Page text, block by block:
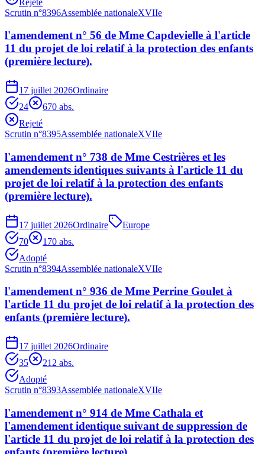
Scrutin n°8396Assemblée nationaleXVIIe
l'amendement n° 56 de Mme Capdevielle à l'article
11 du projet de loi relatif à la protection des enfants
(première lecture).
17 juillet 2026Ordinaire
24
670 abs.
Rejeté
Scrutin n°8395Assemblée nationaleXVIIe
l'amendement n° 738 de Mme Cestrières et les
amendements identiques suivants à l'article 11 du
projet de loi relatif à la protection des enfants
(première lecture).
17 juillet 2026Ordinaire
Europe
70
170 abs.
Adopté
Scrutin n°8394Assemblée nationaleXVIIe
l'amendement n° 936 de Mme Perrine Goulet à
l'article 11 du projet de loi relatif à la protection des
enfants (première lecture).
17 juillet 2026Ordinaire
35
21 2 abs.
Adopté
Scrutin n°8393Assemblée nationaleXVIIe
l'amendement n° 914 de Mme Cathala et
l'amendement identique suivant de suppression de
l'article 11 du projet de loi relatif à la protection des